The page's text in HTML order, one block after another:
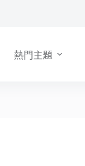
熱門主題